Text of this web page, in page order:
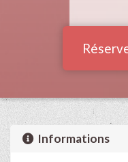
Informations